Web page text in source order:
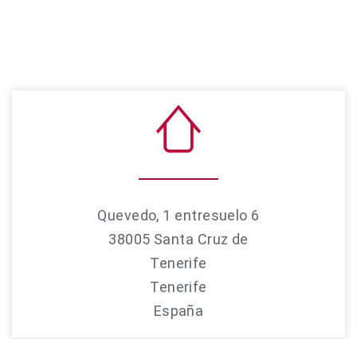
Quevedo, 1 entresuelo 6
38005 Santa Cruz de
Tenerife
Tenerife
España